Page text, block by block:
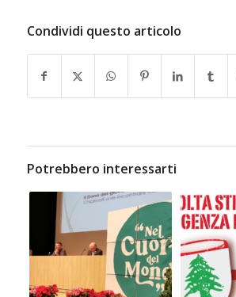
Condividi questo articolo
Potrebbero interessarti